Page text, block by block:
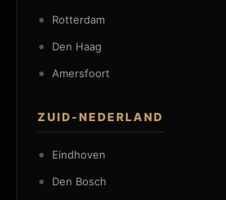
Rotterdam
Den Haag
Amersfoort
ZUID-NEDERLAND
Eindhoven
Den Bosch